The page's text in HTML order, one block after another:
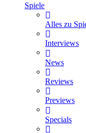
Spiele
Alles zu
Interviews
News
Reviews
Previews
Specials